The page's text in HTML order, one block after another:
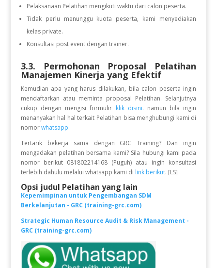
Pelaksanaan Pelatihan mengikuti waktu dari calon peserta.
Tidak perlu menunggu kuota peserta, kami menyediakan
kelas private.
Konsultasi post event dengan trainer.
3.3. Permohonan Proposal Pelatihan
Manajemen Kinerja yang Efektif
Kemudian apa yang harus dilakukan, bila calon peserta ingin
mendaftarkan atau meminta proposal Pelatihan. Selanjutnya
cukup dengan mengisi formulir klik disini. namun bila ingin
menanyakan hal hal terkait Pelatihan bisa menghubungi kami di
nomor whatsapp.
Tertarik bekerja sama dengan GRC Training? Dan ingin
mengadakan pelatihan bersama kami? Sila hubungi kami pada
nomor berikut 081802214168 (Puguh) atau ingin konsultasi
terlebih dahulu melalui whatsapp kami di link berikut. [LS]
Opsi judul Pelatihan yang lain
Kepemimpinan untuk Pengembangan SDM
Berkelanjutan - GRC (training-grc.com)
Strategic Human Resource Audit & Risk Management -
GRC (training-grc.com)